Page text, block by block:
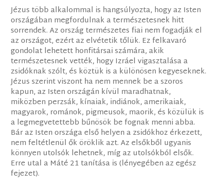
Jézus több alkalommal is hangsúlyozta, hogy az Isten
országában megfordulnak a természetesnek hitt
sorrendek. Az ország természetes fiai nem fogadják el
az országot, ezért az elvétetik tőlük. Ez felkavaró
gondolat lehetett honfitársai számára, akik
természetesnek vették, hogy Izráel vigasztalása a
zsidóknak szólt, és köztük is a különösen kegyeseknek.
Jézus szerint viszont ha nem mennek be a szoros
kapun, az Isten országán kívül maradhatnak,
miközben perzsák, kínaiak, indiánok, amerikaiak,
magyarok, románok, pigmeusok, maorik, és közülük is
a legmegvetettebb bűnösök be fognak menni abba.
Bár az Isten országa első helyen a zsidókhoz érkezett,
nem feltétlenül ők öröklik azt. Az elsőkből ugyanis
könnyen utolsók lehetnek, míg az utolsókból elsők.
Erre utal a Máté 21 tanítása is (lényegében az egész
fejezet).